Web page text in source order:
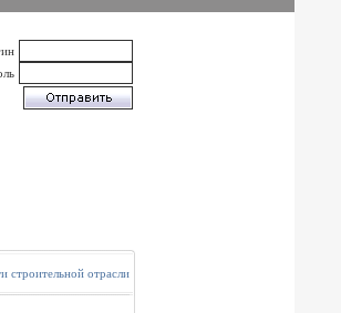
строительной отрасли